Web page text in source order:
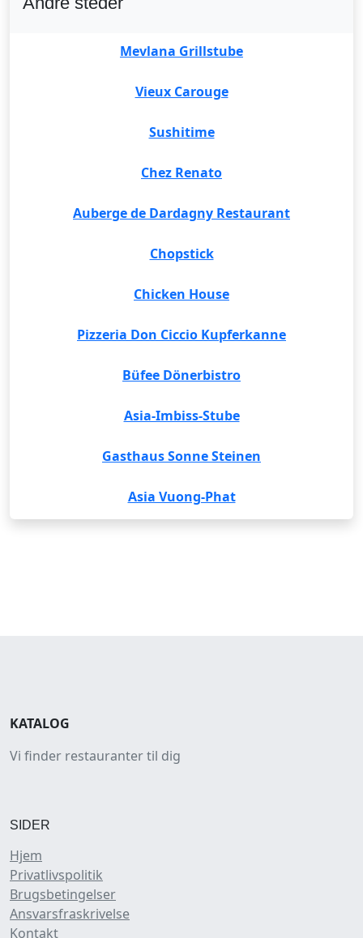
Mevlana Grillstube
Vieux Carouge
Sushitime
Chez Renato
Auberge de Dardagny Restaurant
Chopstick
Chicken House
Pizzeria Don Ciccio Kupferkanne
Büfee Dönerbistro
Asia-Imbiss-Stube
Gasthaus Sonne Steinen
Asia Vuong-Phat
KATALOG
Vi finder restauranter til dig
SIDER
Hjem
Privatlivspolitik
Brugsbetingelser
Ansvarsfraskrivelse
Kontakt